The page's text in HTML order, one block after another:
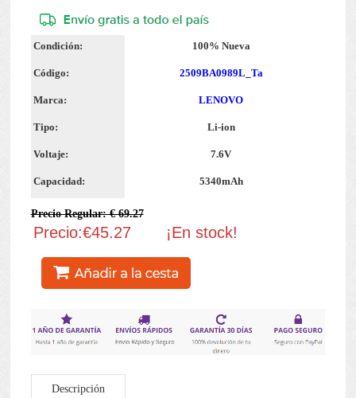
Condición: 100% Nueva
Código: 2509BA0989L_Ta
Marca: LENOVO
Tipo: Li-ion
Voltaje: 7.6V
Capacidad: 5340mAh
Precio Regular: € 69.27
Precio:€45.27 ¡En stock!
Descripción